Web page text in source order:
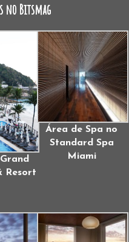
no Bitsmag
Resort
Área de Spa no
Standard Spa
Miami